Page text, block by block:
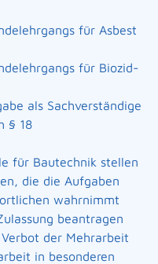
für Asbest
für Biozid-
als Sachverständige
§ 18
für Bautechnik stellen
die die Aufgaben
wahrnimmt
beantragen
der Mehrarbeit
in besonderen